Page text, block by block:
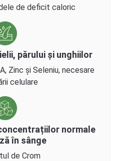
de deficit caloric
părului și unghiilor
Zinc și Seleniu, necesare
celulare
normale
în sânge
de Crom